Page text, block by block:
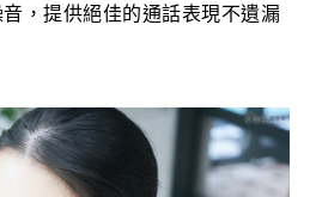
，提供絕佳的通話表現不遺漏